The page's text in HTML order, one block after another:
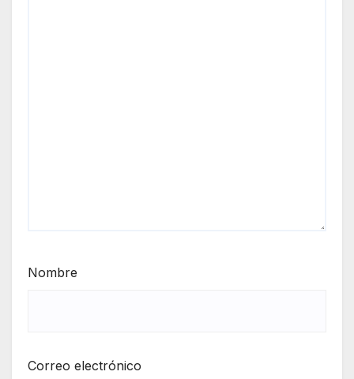
Nombre
Correo electrónico